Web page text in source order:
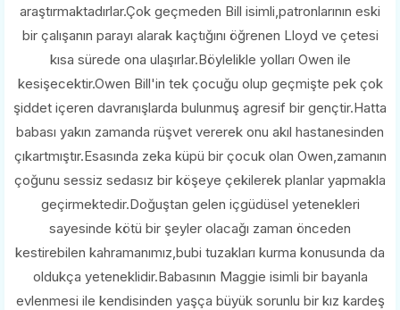
araştırmaktadırlar.Çok geçmeden Bill isimli,patronlarının eski
bir çalışanın parayı alarak kaçtığını öğrenen Lloyd ve çetesi
kısa sürede ona ulaşırlar.Böylelikle yolları Owen ile
kesişecektir.Owen Bill'in tek çocuğu olup geçmişte pek çok
şiddet içeren davranışlarda bulunmuş agresif bir gençtir.Hatta
babası yakın zamanda rüşvet vererek onu akıl hastanesinden
çıkartmıştır.Esasında zeka küpü bir çocuk olan Owen,zamanın
çoğunu sessiz sedasız bir köşeye çekilerek planlar yapmakla
geçirmektedir.Doğuştan gelen içgüdüsel yetenekleri
sayesinde kötü bir şeyler olacağı zaman önceden
kestirebilen kahramanımız,bubi tuzakları kurma konusunda da
oldukça yeteneklidir.Babasının Maggie isimli bir bayanla
evlenmesi ile kendisinden yaşça büyük sorunlu bir kız kardeş